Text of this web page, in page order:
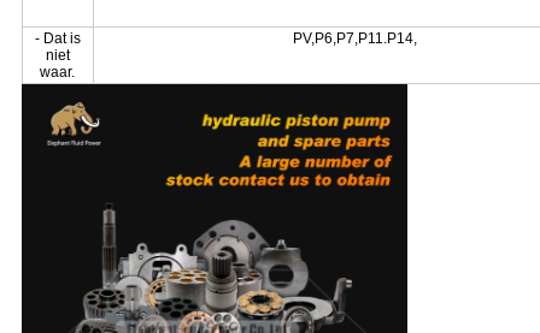
- Dat is
niet
waar.
PV,P6,P7,P11.P14,